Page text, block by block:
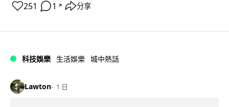
251 1 ↗ 分享
科技娛樂 生活娛樂 城中熱話
Lawton 1 日